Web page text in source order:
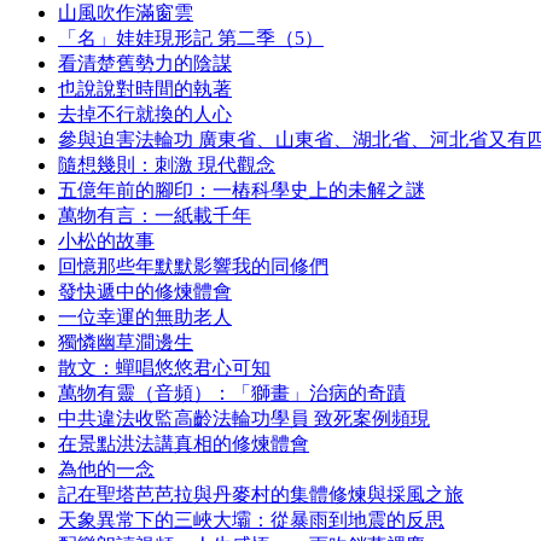
山風吹作滿窗雲
「名」娃娃現形記 第二季（5）
看清楚舊勢力的陰謀
也說說對時間的執著
去掉不行就換的人心
參與迫害法輪功 廣東省、山東省、湖北省、河北省又有
隨想幾則：刺激 現代觀念
五億年前的腳印：一樁科學史上的未解之謎
萬物有言：一紙載千年
小松的故事
回憶那些年默默影響我的同修們
發快遞中的修煉體會
一位幸運的無助老人
獨憐幽草澗邊生
散文：蟬唱悠悠君心可知
萬物有靈（音頻）：「獅畫」治病的奇蹟
中共違法收監高齡法輪功學員 致死案例頻現
在景點洪法講真相的修煉體會
為他的一念
記在聖塔芭芭拉與丹麥村的集體修煉與採風之旅
天象異常下的三峽大壩：從暴雨到地震的反思